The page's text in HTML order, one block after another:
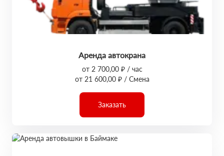
Аренда автокрана
от 2 700,00 ₽ / час
от 21 600,00 ₽ / Смена
Заказать